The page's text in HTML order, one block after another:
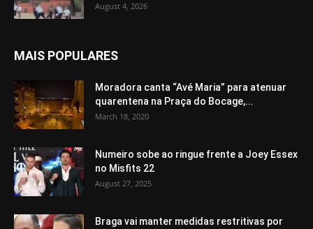
August 4, 2026
MAIS POPULARES
Moradora canta “Avé Maria” para atenuar
quarentena na Praça do Bocage,...
March 18, 2020
Numeiro sobe ao ringue frente a Joey Essex
no Misfits 22
August 27, 2025
Braga vai manter medidas restritivas por